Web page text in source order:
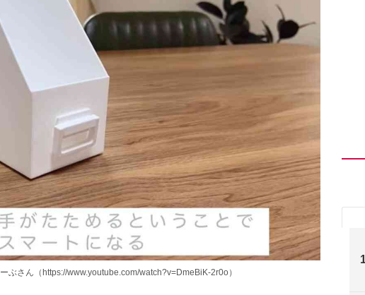
ぶさん（https://www.youtube.com/watch?v=DmeBiK-2r0o）